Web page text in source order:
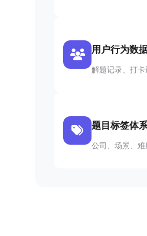
用户行为数
解题记录、打
题目标签体
公司、场景、